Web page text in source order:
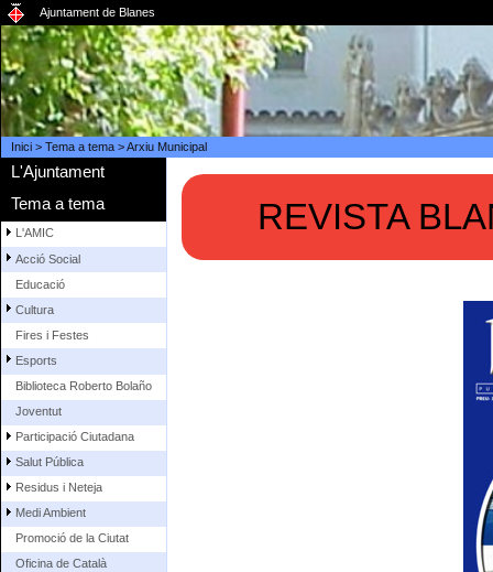
Ajuntament de Blanes
Inici> Tema a tema>Arxiu Municipal
L'Ajuntament
Tema a tema
L'AMIC
Acció Social
Educació
Cultura
Fires i Festes
Esports
Biblioteca Roberto Bolaño
Joventut
Participació Ciutadana
Salut Pública
Residus i Neteja
Medi Ambient
Promoció de la Ciutat
Oficina de Català
REVISTA